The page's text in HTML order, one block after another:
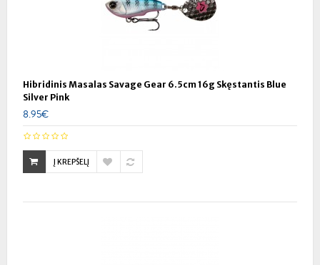
Hibridinis Masalas Savage Gear 6.5cm 16g Skęstantis Blue
Silver Pink
8.95€
Į KREPŠELĮ